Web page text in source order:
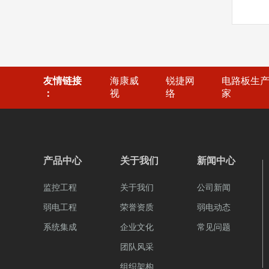
友情链接
：
海康威
视
锐捷网
络
电路板生
家
产品中心
监控工程
弱电工程
系统集成
关于我们
关于我们
荣誉资质
企业文化
团队风采
组织架构
新闻中心
公司新闻
弱电动态
常见问题